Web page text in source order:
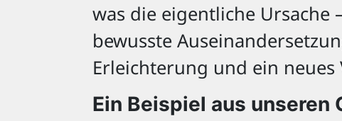
was die eigentliche Ursache
bewusste
Erleichterung und ein
Ein Beispiel aus unseren